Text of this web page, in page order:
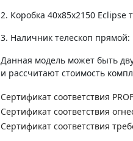
2. Коробка 40х85х2150 Eclipse
3. Наличник телескоп
Данная модель может быть
и рассчитают стоимость
Сертификат соответствия
Сертификат соответствия
Сертификат соответствия